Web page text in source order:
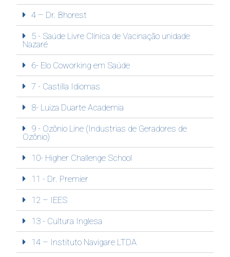
4 – Dr. Bhorest
5 - Saúde Livre Clínica de Vacinação unidade
Nazaré
6- Elo Coworking em Saúde
7 - Castilla Idiomas
8- Luiza Duarte Academia
9 - Ozônio Line (Industrias de Geradores de
Ozônio)
10- Higher Challenge School
11 - Dr. Premier
12 – IEES
13 - Cultura Inglesa
14 – Instituto Navigare LTDA